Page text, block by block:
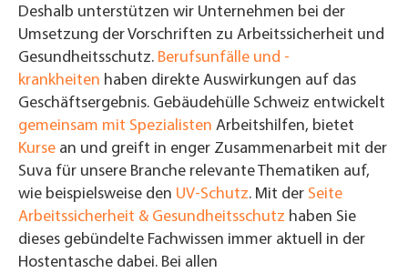
Deshalb unterstützen wir Unternehmen bei der
Umsetzung der Vorschriften zu Arbeitssicherheit und
Gesundheitsschutz. Berufsunfälle und -
krankheiten haben direkte Auswirkungen auf das
Geschäftsergebnis. Gebäudehülle Schweiz entwickelt
gemeinsam mit Spezialisten Arbeitshilfen, bietet
Kurse an und greift in enger Zusammenarbeit mit der
Suva für unsere Branche relevante Thematiken auf,
wie beispielsweise den UV-Schutz. Mit der Seite
Arbeitssicherheit & Gesundheitsschutz haben Sie
dieses gebündelte Fachwissen immer aktuell in der
Hostentasche dabei. Bei allen